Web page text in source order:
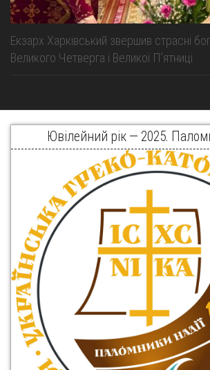
Екзарх Харківський звершив страсні
Великого Четверга і Великої Пʼятниці
Ювілейний рік — 2025.